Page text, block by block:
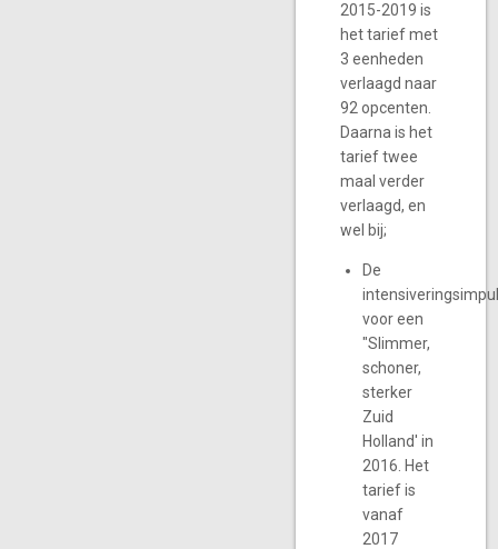
2015-2019 is
het tarief met
3 eenheden
verlaagd naar
92 opcenten.
Daarna is het
tarief twee
maal verder
verlaagd, en
wel bij;
De
voor een
"Slimmer,
schoner,
sterker
Zuid
Holland' in
2016. Het
tarief is
vanaf
2017